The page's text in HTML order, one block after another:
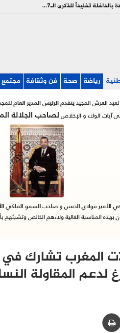
بالفيديو : تدشين وإطلاق مشاريع جديدة بالداخلة تخليداً للذكرى الـ27 لعيد العرش
رياضة صحة فن وثقافة مجتمع
المغرب تشارك
المقاولة